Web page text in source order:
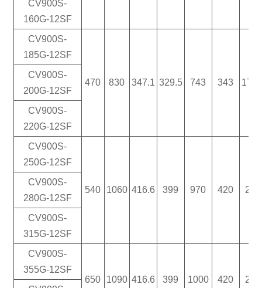
CV900S-
160G-12SF
CV900S-
185G-12SF
470 830 347.1 329.5 743 343
CV900S-
200G-12SF
CV900S-
220G-12SF
CV900S-
250G-12SF
540 1060 416.6 399 970 420 210
CV900S-
280G-12SF
CV900S-
315G-12SF
CV900S-
355G-12SF
650
1090 416.6 399 1000 420
210